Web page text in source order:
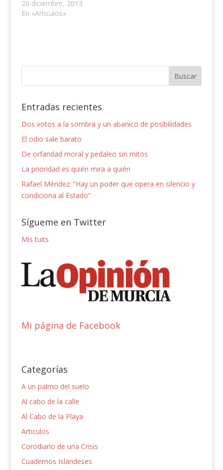
20 diciembre, 2013
En «Articulos»
Entradas recientes
Dos votos a la sombra y un abanico de posibilidades
El odio sale barato
De orfandad moral y pedaleo sin mitos
La prioridad es quién mira a quién
Rafael Méndez: “Hay un poder que opera en silencio y
condiciona al Estado”
Sígueme en Twitter
Mis tuits
Mi página de Facebook
Categorías
A un palmo del suelo
Al cabo de la calle
Al Cabo de la Playa
Articulos
Corodiario de una Crisis
Cuadernos Islandeses